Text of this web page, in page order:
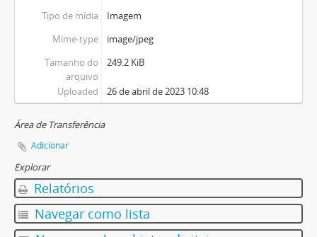
Tipo de mídia
Imagem
Mime-type
image/jpeg
Tamanho do
arquivo
249.2 KiB
Uploaded 26 de abril de 2023 10:48
Área de Transferência
Adicionar
Explorar
Relatórios
Navegar como lista